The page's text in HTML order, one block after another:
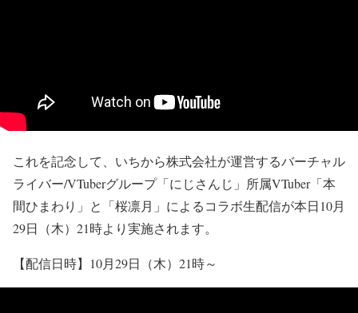
これを記念して、いちから株式会社が運営するバーチャル
ライバー/VTuberグループ「にじさんじ」所属VTuber「本
間ひまわり」と「桜凛月」によるコラボ生配信が本日10月
29日（木）21時より実施されます。
【配信日時】10月29日（木）21時～